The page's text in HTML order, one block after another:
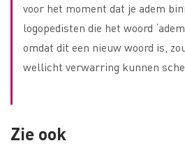
voor het moment dat je adem
logopedisten die het woord
omdat dit een nieuw woord is,
wellicht verwarring kunnen
Zie ook